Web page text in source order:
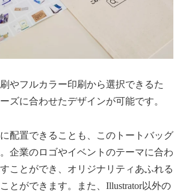
やフルカラー印刷から選択できるた
ズに合わせたデザインが可能です。
配置できることも、このトートバッグ
企業のロゴやイベントのテーマに合わ
ことができ、オリジナリティあふれる
とができます。また、Illustrator以外の